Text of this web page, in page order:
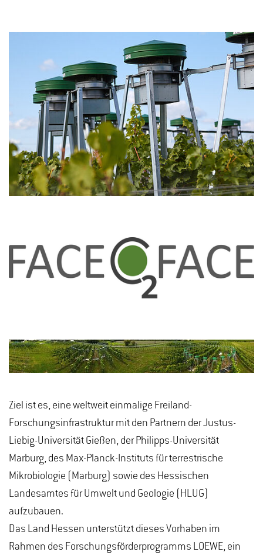
Ziel ist es, eine weltweit einmalige Freiland-
Forschungsinfrastruktur mit den Partnern der Justus-
Liebig-Universität Gießen, der Philipps-Universität
Marburg, des Max-Planck-Instituts für terrestrische
Mikrobiologie (Marburg) sowie des Hessischen
Landesamtes für Umwelt und Geologie (HLUG)
aufzubauen.
Das Land Hessen unterstützt dieses Vorhaben im
Rahmen des Forschungsförderprogramms LOEWE, ein